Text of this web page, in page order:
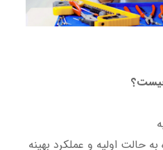
حالت اولیه و عملکرد بهینه